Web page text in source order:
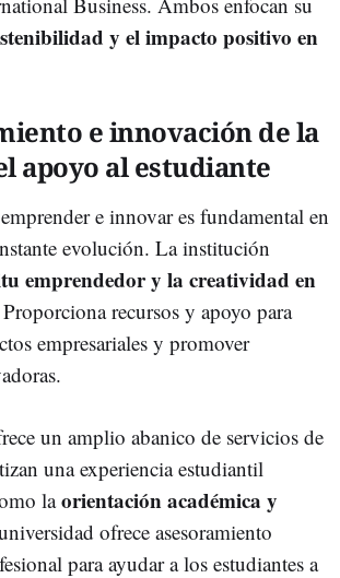
y el impacto positivo en
e innovación de la
apoyo al estudiante
e innovar es fundamental en
evolución. La institución
emprendedor y la creatividad en
recursos y apoyo para
empresariales y promover
un amplio abanico de servicios de
una experiencia estudiantil
laorientación académica y
ofrece asesoramiento
para ayudar a los estudiantes a